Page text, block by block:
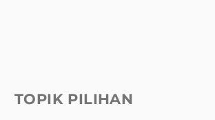
TOPIK PILIHAN